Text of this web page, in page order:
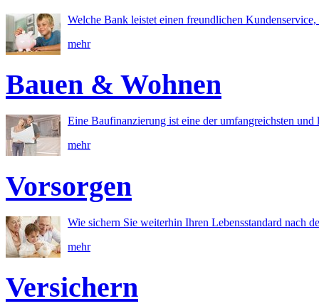
Welche Bank leistet einen freundlichen
mehr
Bauen & Wohnen
Eine Baufinanzierung ist eine der umfangreichsten
mehr
Vorsorgen
Wie sichern Sie weiterhin Ihren Lebensstandard nach
mehr
Versichern